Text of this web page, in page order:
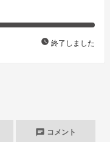
watch_later 終了しました
chat コメント